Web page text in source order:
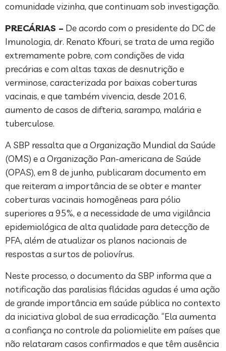
comunidade vizinha, que continuam sob investigação.
PRECÁRIAS – De acordo com o presidente do DC de
Imunologia, dr. Renato Kfouri, se trata de uma região
extremamente pobre, com condições de vida
precárias e com altas taxas de desnutrição e
verminose, caracterizada por baixas coberturas
vacinais, e que também vivencia, desde 2016,
aumento de casos de difteria, sarampo, malária e
tuberculose.
A SBP ressalta que a Organização Mundial da Saúde
(OMS) e a Organização Pan-americana de Saúde
(OPAS), em 8 de junho, publicaram documento em
que reiteram a importância de se obter e manter
coberturas vacinais homogêneas para pólio
superiores a 95%, e a necessidade de uma vigilância
epidemiológica de alta qualidade para detecção de
PFA, além de atualizar os planos nacionais de
respostas a surtos de poliovírus.
Neste processo, o documento da SBP informa que a
notificação das paralisias flácidas agudas é uma ação
de grande importância em saúde pública no contexto
da iniciativa global de sua erradicação. “Ela aumenta
a confiança no controle da poliomielite em países que
não relataram casos confirmados e que têm ausência